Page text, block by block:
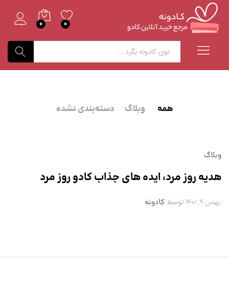
0
0 وارد
جستجو
همه وبلاگ دسته‌بندی نشده
وبلاگ
هدیه روز مرد، ایده های جذاب کادو روز مرد
بهمن 9, 1401 توسط کادونه